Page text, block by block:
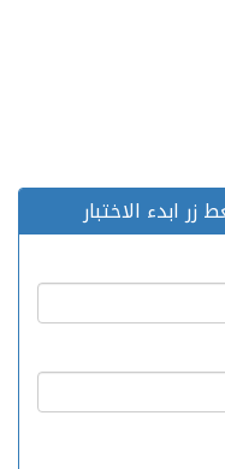
ابدء الاختبار